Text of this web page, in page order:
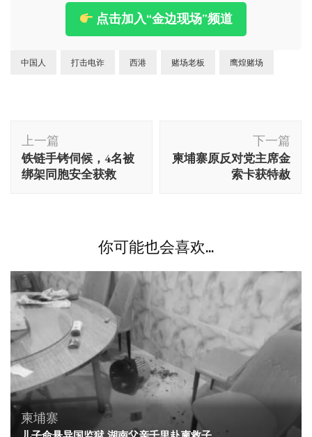
点击加入“金边现场”频道
中国人 打击电诈 西港 赌场老板 鹰煌赌场
博
文
导
上一篇
铁链手铐伺候，4名被
绑架同胞安全获救
下一篇
柬埔寨原反对党主席金
索卡获特赦
你可能也会喜欢...
柬埔寨